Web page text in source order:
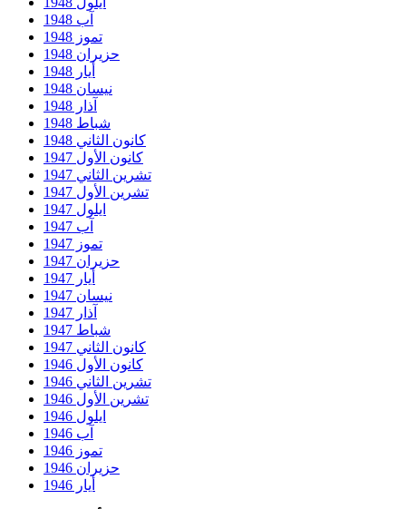
آب 1948
تموز 1948
حزيران 1948
أيار 1948
نيسان 1948
آذار 1948
شباط 1948
كانون الثاني 1948
كانون الأول 1947
تشرين الثاني 1947
تشرين الأول 1947
ايلول 1947
آب 1947
تموز 1947
حزيران 1947
أيار 1947
نيسان 1947
آذار 1947
شباط 1947
كانون الثاني 1947
كانون الأول 1946
تشرين الثاني 1946
تشرين الأول 1946
ايلول 1946
آب 1946
تموز 1946
حزيران 1946
أيار 1946